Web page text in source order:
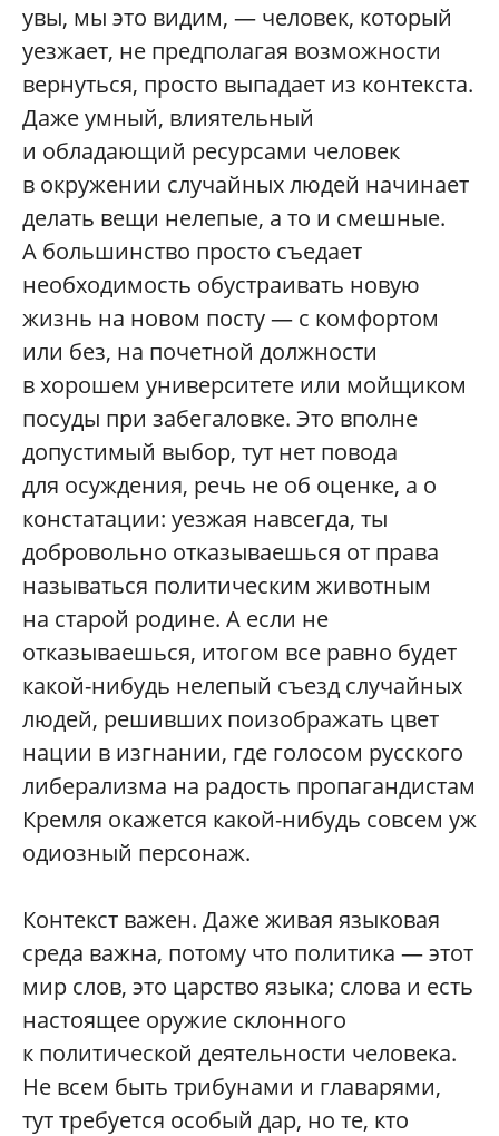
увы, мы это видим, — человек, который
уезжает, не предполагая возможности
вернуться, просто выпадает из контекста.
Даже умный, влиятельный
и обладающий ресурсами человек
в окружении случайных людей начинает
делать вещи нелепые, а то и смешные.
А большинство просто съедает
необходимость обустраивать новую
жизнь на новом посту — с комфортом
или без, на почетной должности
в хорошем университете или мойщиком
посуды при забегаловке. Это вполне
допустимый выбор, тут нет повода
для осуждения, речь не об оценке, а о
констатации: уезжая навсегда, ты
добровольно отказываешься от права
называться политическим животным
на старой родине. А если не
отказываешься, итогом все равно будет
какой-нибудь нелепый съезд случайных
людей, решивших поизображать цвет
нации в изгнании, где голосом русского
либерализма на радость пропагандистам
Кремля окажется какой-нибудь совсем уж
одиозный персонаж.
Контекст важен. Даже живая языковая
среда важна, потому что политика — этот
мир слов, это царство языка; слова и есть
настоящее оружие склонного
к политической деятельности человека.
Не всем быть трибунами и главарями,
тут требуется особый дар, но те, кто